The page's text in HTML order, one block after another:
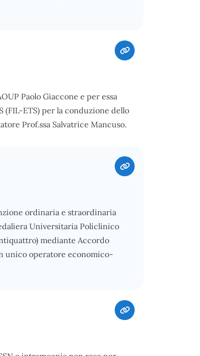
Paolo Giaccone e per essa
(FIL-ETS) per la conduzione dello
Prof.ssa Salvatrice Mancuso.
ordinaria e straordinaria
Universitaria Policlinico
mediante Accordo
unico operatore economico-